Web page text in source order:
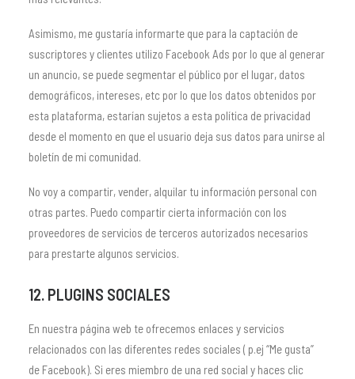
Asimismo, me gustaría informarte que para la captación de
suscriptores y clientes utilizo Facebook Ads por lo que al generar
un anuncio, se puede segmentar el público por el lugar, datos
demográficos, intereses, etc por lo que los datos obtenidos por
esta plataforma, estarían sujetos a esta política de privacidad
desde el momento en que el usuario deja sus datos para unirse al
boletín de mi comunidad.
No voy a compartir, vender, alquilar tu información personal con
otras partes. Puedo compartir cierta información con los
proveedores de servicios de terceros autorizados necesarios
para prestarte algunos servicios.
12. PLUGINS SOCIALES
En nuestra página web te ofrecemos enlaces y servicios
relacionados con las diferentes redes sociales ( p.ej “Me gusta”
de Facebook). Si eres miembro de una red social y haces clic